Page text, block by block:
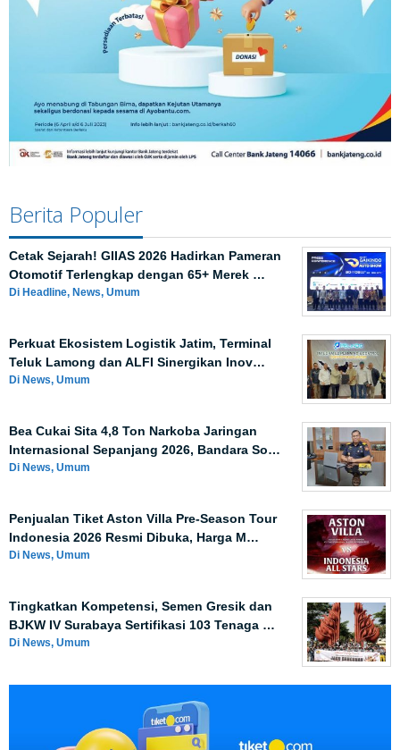
Berita Populer
Cetak Sejarah! GIIAS 2026 Hadirkan Pameran
Otomotif Terlengkap dengan 65+ Merek …
Di Headline, News, Umum
Perkuat Ekosistem Logistik Jatim, Terminal
Teluk Lamong dan ALFI Sinergikan Inov…
Di News, Umum
Bea Cukai Sita 4,8 Ton Narkoba Jaringan
Internasional Sepanjang 2026, Bandara So…
Di News, Umum
Penjualan Tiket Aston Villa Pre-Season Tour
Indonesia 2026 Resmi Dibuka, Harga M…
Di News, Umum
Tingkatkan Kompetensi, Semen Gresik dan
BJKW IV Surabaya Sertifikasi 103 Tenaga …
Di News, Umum